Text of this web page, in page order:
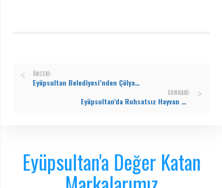
ÖNCEKI:
Eyüpsultan Belediyesi’nden Çölyak hastalarına anlamlı destek
SONRAKI:
Eyüpsultan’da Ruhsatsız Hayvan Ayağı İşleme Tesisi Mühürlendi
Eyüpsultan'a Değer Katan